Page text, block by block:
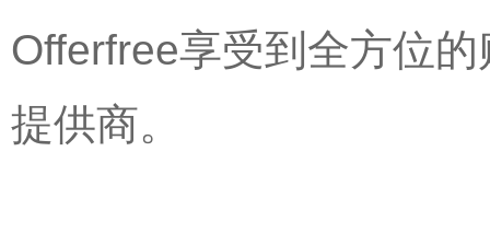
Offerfree享受到全方位
提供商。